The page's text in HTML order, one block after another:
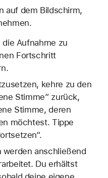
auf dem Bildschirm,
die Aufnahme zu
Fortschritt
kehre zu den
Stimme“ zurück,
Stimme, deren
möchtest. Tippe
werden anschließend
Du erhältst